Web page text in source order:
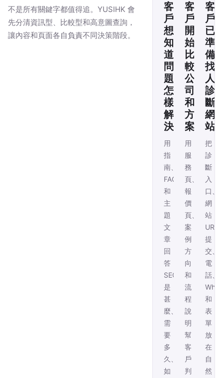
不是所有關鍵字都值得追。YUSIHK 會
先分清資訊型、比較型和高意圖查詢，
讓內容和頁面各自負責不同決策階段。
客
戶
想
知
道
問
題
怎
樣
解
決
用
指
南、
FAQ
和
主
題
文
章
回
答
SEO
是
甚
麼、
需
要
多
久、
如
客
戶
開
始
比
較
公
司
和
方
案
用
服
務
頁、
報
價
頁、
案
例
方
向
和
流
程
說
明，
幫
客
戶
判
客
戶
已
準
備
找
人
診
斷
網
站
把
診
斷
入
口、
網
站
URL
提
交、
電
話、
和
表
單
放
在
自
然